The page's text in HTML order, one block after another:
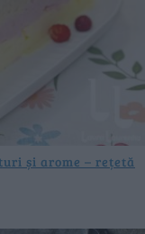
și arome – rețetă